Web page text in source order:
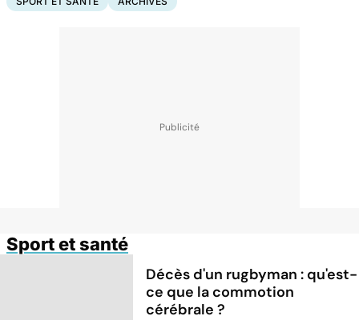
Sport et santé
Décès d'un rugbyman : qu'est-
ce que la commotion
cérébrale ?